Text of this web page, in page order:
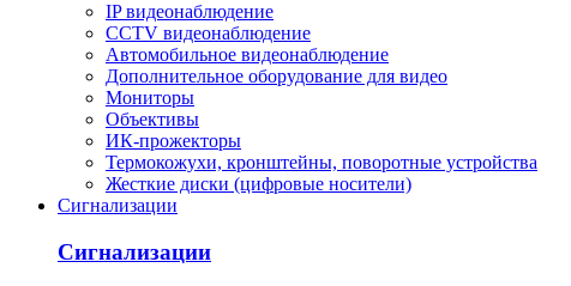
IP видеонаблюдение
CCTV видеонаблюдение
Автомобильное видеонаблюдение
Дополнительное оборудование для видео
Мониторы
Объективы
ИК-прожекторы
Термокожухи, кронштейны, поворотные устройства
Жесткие диски (цифровые носители)
Сигнализации
Сигнализации